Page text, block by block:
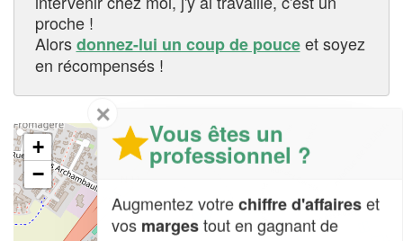
proche !
Alorsdonnez-lui un coup de pouceet soyez
en récompensés !
+
−
✕
Vous êtes un
professionnel ?
Augmentez votrechiffre d'affaireset
vos margestout en gagnant de